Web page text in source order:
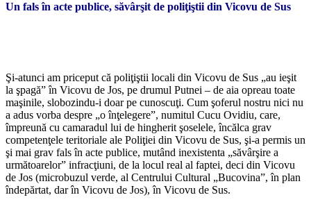
Un fals în acte publice, săvârşit de poliţiştii din Vicovu de Sus
Şi-atunci am priceput că poliţiştii locali din Vicovu de Sus „au ieşit
la şpagă” în Vicovu de Jos, pe drumul Putnei – de aia opreau toate
maşinile, slobozindu-i doar pe cunoscuţi. Cum şoferul nostru nici nu
a adus vorba despre „o înţelegere”, numitul Cucu Ovidiu, care,
împreună cu camaradul lui de hingherit şoselele, încălca grav
competenţele teritoriale ale Poliţiei din Vicovu de Sus, şi-a permis un
şi mai grav fals în acte publice, mutând inexistenta „săvârşire a
următoarelor” infracţiuni, de la locul real al faptei, deci din Vicovu
de Jos (microbuzul verde, al Centrului Cultural „Bucovina”, în plan
îndepărtat, dar în Vicovu de Jos), în Vicovu de Sus.